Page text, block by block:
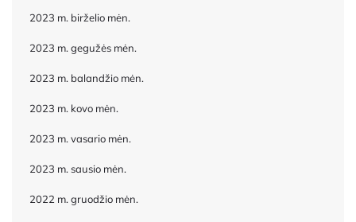
2023 m. birželio mėn.
2023 m. gegužės mėn.
2023 m. balandžio mėn.
2023 m. kovo mėn.
2023 m. vasario mėn.
2023 m. sausio mėn.
2022 m. gruodžio mėn.